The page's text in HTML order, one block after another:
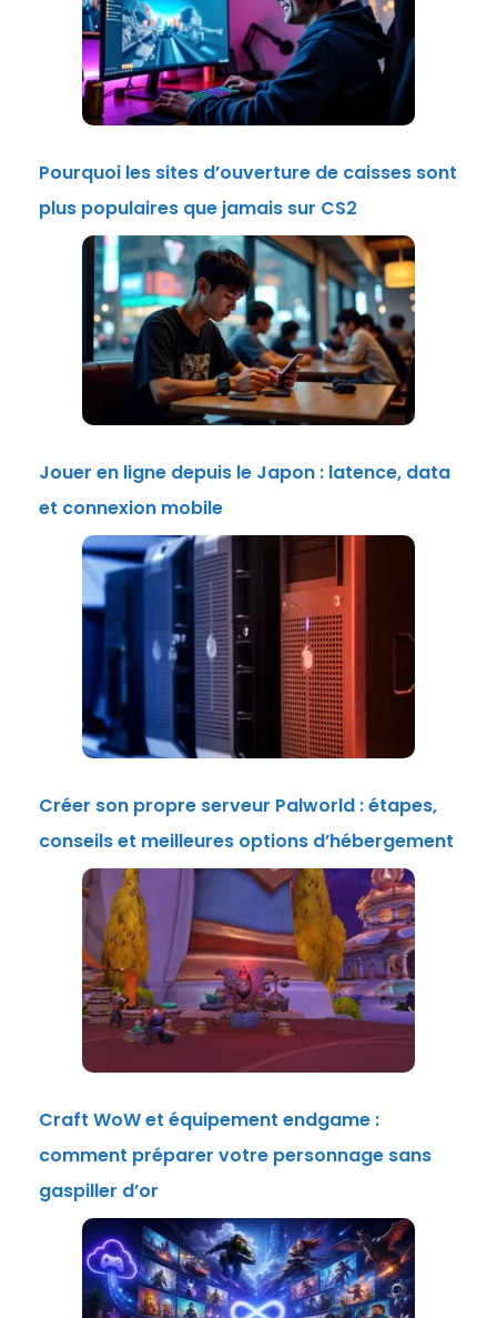
Pourquoi les sites d’ouverture de caisses sont
plus populaires que jamais sur CS2
Jouer en ligne depuis le Japon : latence, data
et connexion mobile
Créer son propre serveur Palworld : étapes,
conseils et meilleures options d’hébergement
Craft WoW et équipement endgame :
comment préparer votre personnage sans
gaspiller d’or